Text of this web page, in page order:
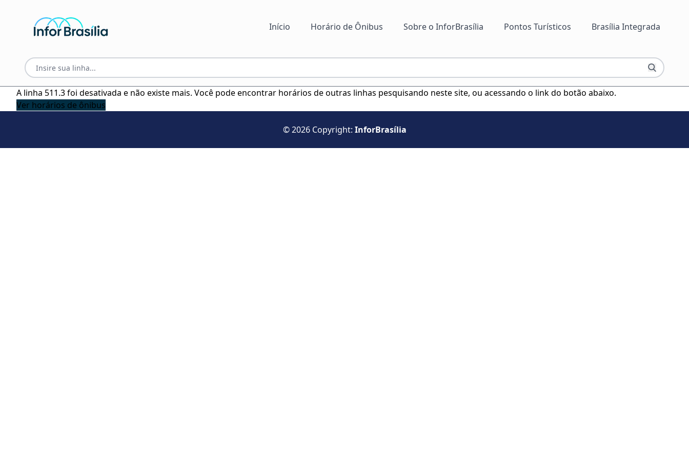
Início Horário de Ônibus Sobre o InforBrasília Pontos Turísticos Brasília Integrada
A linha 511.3 foi desativada e não existe mais. Você pode encontrar horários de outras linhas pesquisando neste site, ou acessando o link do botão abaixo.
Ver horários de ônibus
© 2026 Copyright: InforBrasília